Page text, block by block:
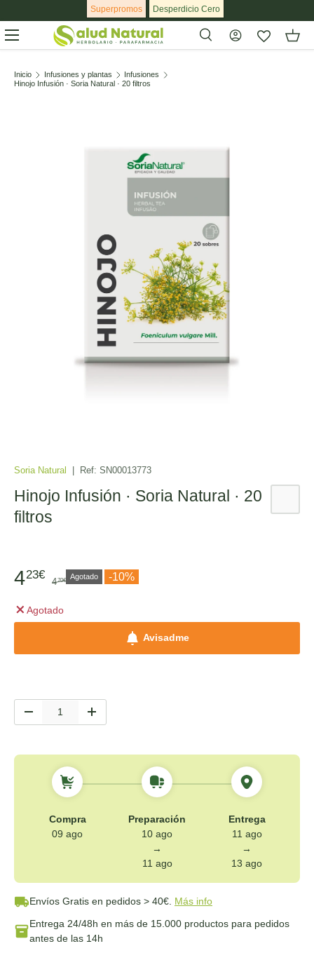
Ir al contenido
Superpromos Desperdicio Cero
Inicio Infusiones y plantas
Infusiones
Hinojo Infusión · Soria Natural · 20 filtros
Soria Natural | Ref: SN00013773
Hinojo Infusión · Soria Natural · 20
filtros
423€
470€ Agotado -10%
Agotado
Avisadme
+
Compra
09 ago
Preparación
10 ago
→
11 ago
Entrega
11 ago
→
13 ago
Envíos Gratis en pedidos > 40€. Más info
Entrega 24/48h en más de 15.000 productos para pedidos
antes de las 14h